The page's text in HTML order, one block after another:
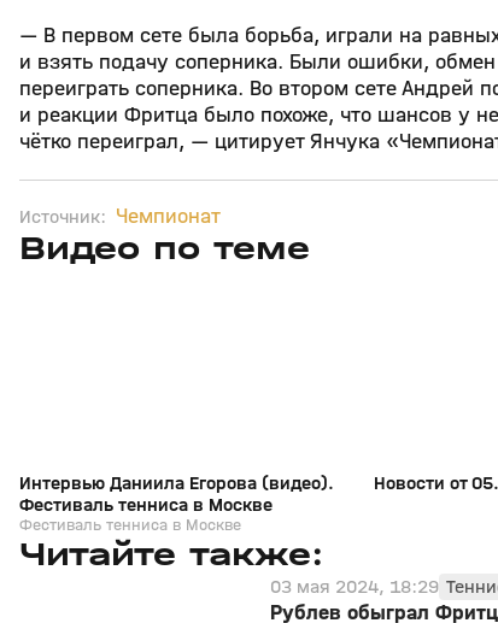
— В первом сете была борьба, играли на
и взять подачу соперника. Были ошибки,
переиграть соперника. Во втором сете
и реакции Фритца было похоже, что шансов у
чётко переиграл, — цитирует Янчука
Источник: Чемпионат
Видео по теме
11 июл, 16:17
Интервью Даниила Егорова (видео).
Фестиваль тенниса в Москве
Фестиваль тенниса в Москве
Новости от
Читайте также:
03 мая 2024, 18:29
Рублев обыграл